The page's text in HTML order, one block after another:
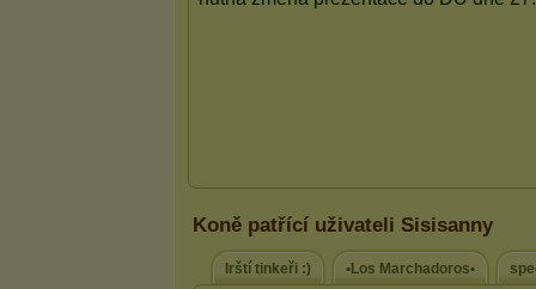
Koně patřící uživateli Sisisanny
Irští tinkeři :) •Los Marchadoros•